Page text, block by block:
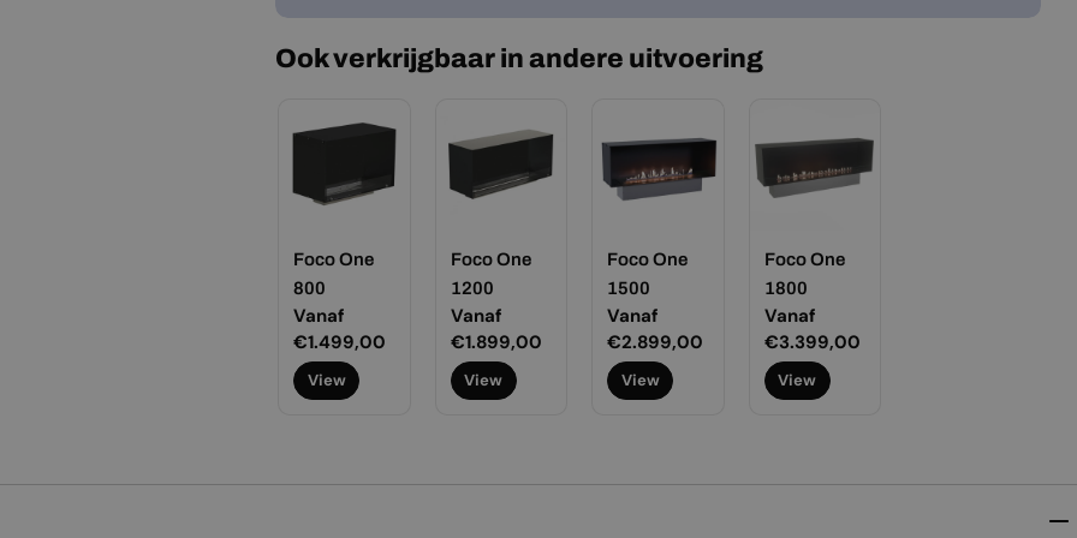
Ook verkrijgbaar in andere uitvoering
Foco One
800
Normale
prijs
Vanaf
€1.499,00
View
Foco One
1200
Normale
prijs
Vanaf
€1.899,00
View
Foco One
1500
Normale
prijs
Vanaf
€2.899,00
View
Foco One
1800
Normale
prijs
Vanaf
€3.399,00
View